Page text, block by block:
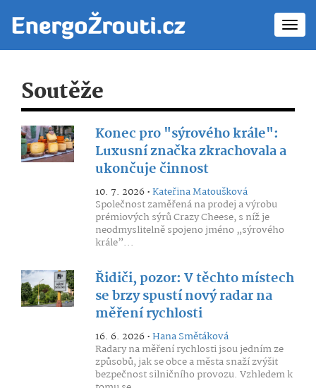
Soutěže
Konec pro "sýrového krále":
Luxusní značka zkrachovala a
ukončuje činnost
10. 7. 2026 •Kateřina Matoušková
Společnost zaměřená na prodej a výrobu
prémiových sýrů Crazy Cheese, s níž je
neodmyslitelně spojeno jméno „sýrového
krále”...
Řidiči, pozor: V těchto místech
se brzy spustí nový radar na
měření rychlosti
16. 6. 2026 •Hana Smětáková
Radary na měření rychlosti jsou jedním ze
způsobů, jak se obce a města snaží zvýšit
bezpečnost silničního provozu. Vzhledem k